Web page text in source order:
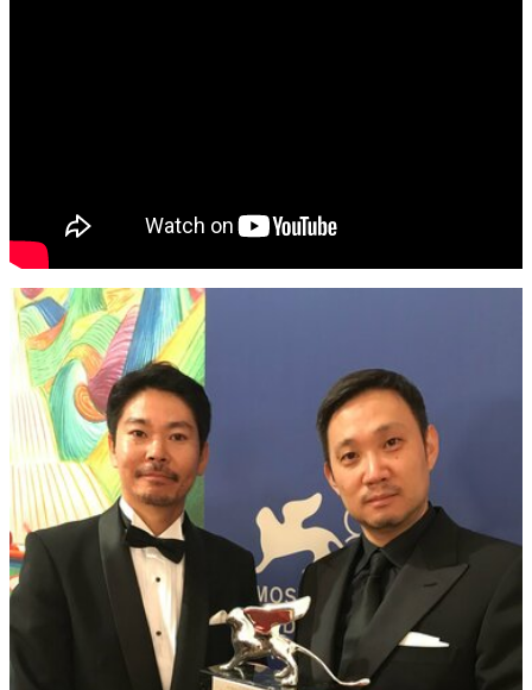
忘れられない言葉
10代・20代の土台
ライフスタイル・生き方
40代からの景色
パートナーとの歩み方
親になるということ
病が教えてくれたこと
移住という選択
熱狂できるもの
私を彩るエッセンス
60代のネクストステージ
70代のグランドデザイン
社会・カルチャー・マネー
地域とつながる/お金との付き合い方